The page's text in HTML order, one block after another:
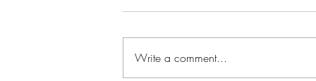
Write a comment...